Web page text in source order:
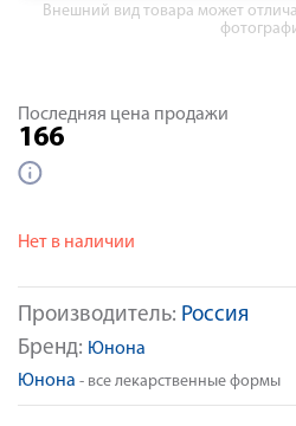
Внешний вид товара может
Производитель: Россия
Бренд: Юнона
Юнона - все лекарственные формы
Последняя цена продажи
166
Нет в наличии